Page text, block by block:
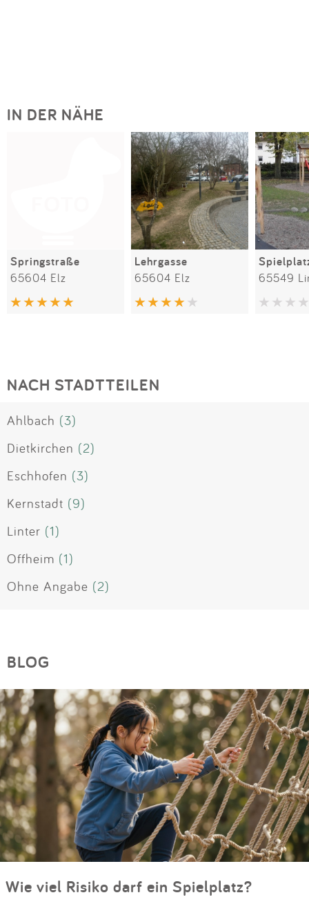
IN DER NÄHE
Springstraße
65604 Elz
Lehrgasse
65604 Elz
NACH STADTTEILEN
Ahlbach (3)
Dietkirchen (2)
Eschhofen (3)
Kernstadt (9)
Linter (1)
Offheim (1)
Ohne Angabe (2)
BLOG
Wie viel Risiko darf ein Spielplatz?